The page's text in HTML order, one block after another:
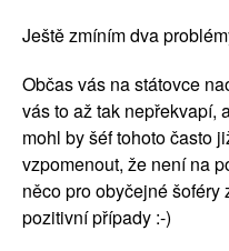
Ještě zmíním dva
Občas vás na státovce
vás to až tak nepřekvapí,
mohl by šéf tohoto často
vzpomenout, že není na
něco pro obyčejné
pozitivní případy :-)